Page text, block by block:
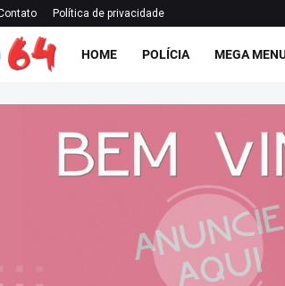
Política de privacidade
HOME POLÍCIA MEGA